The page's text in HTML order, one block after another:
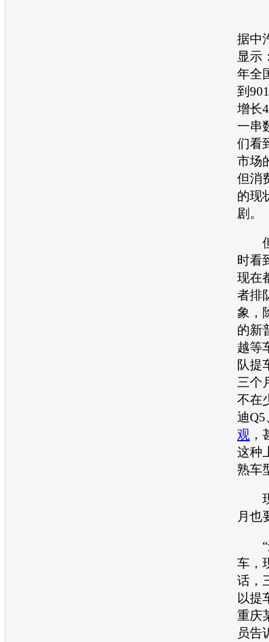
据中
显示
年全
到
增长
一串
们看
市场
但消
的现
剧。
但
时看
现在
者排
象，
的新
越等
队提
三个
不在
迪Q5
观
这种
熟车
现
月也
“
车，
话，
以提
重庆
员告